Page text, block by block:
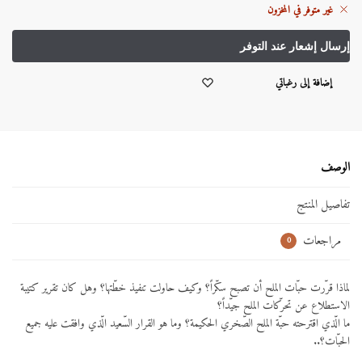
غير متوفر في المخزون
إضافة إلى رغباتي
الوصف
تفاصيل المنتج
مراجعات
0
لماذا قرّرت حبّات الملح أن تصبح سكّراً؟ وكيف حاولت تنفيذ خطّتها؟ وهل كان تقرير كتيبة
الاستطلاع عن تحرّكات الملح جيّداً؟
ما الّذي اقترحته حبّة الملح الصّخري الحكيمة؟ وما هو القرار السّعيد الّذي وافقت عليه جميع
الحبّات؟..